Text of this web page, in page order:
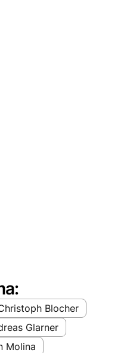
Blocher
Glarner
Molina